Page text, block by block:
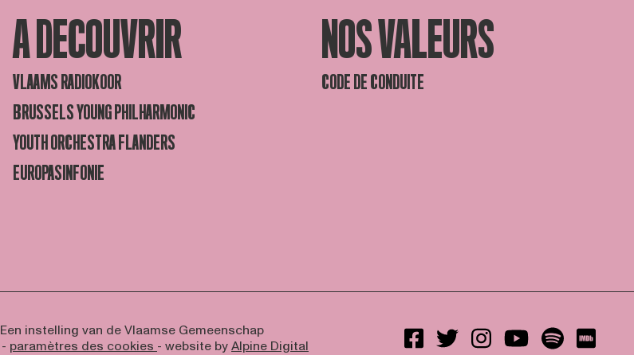
A DECOUVRIR
VLAAMS RADIOKOOR
BRUSSELS YOUNG PHILHARMONIC
YOUTH ORCHESTRA FLANDERS
EUROPASINFONIE
NOS VALEURS
CODE DE CONDUITE
Een instelling van de Vlaamse Gemeenschap
- paramètres des cookies - website byAlpine Digital